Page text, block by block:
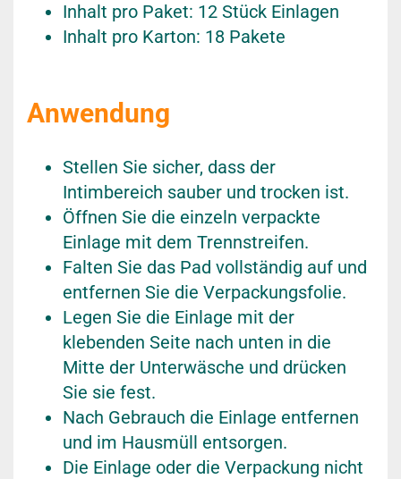
Inhalt pro Paket: 12 Stück Einlagen
Inhalt pro Karton: 18 Pakete
Anwendung
Stellen Sie sicher, dass der
Intimbereich sauber und trocken ist.
Öffnen Sie die einzeln verpackte
Einlage mit dem Trennstreifen.
Falten Sie das Pad vollständig auf und
entfernen Sie die Verpackungsfolie.
Legen Sie die Einlage mit der
klebenden Seite nach unten in die
Mitte der Unterwäsche und drücken
Sie sie fest.
Nach Gebrauch die Einlage entfernen
und im Hausmüll entsorgen.
Die Einlage oder die Verpackung nicht